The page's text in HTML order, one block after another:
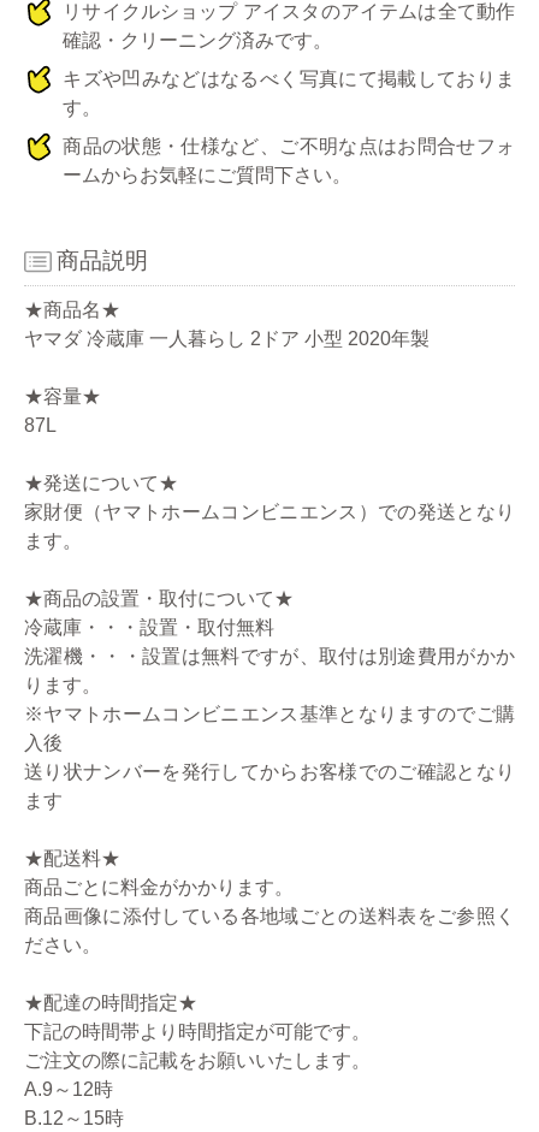
リサイクルショップ アイスタのアイテムは全て動作
確認・クリーニング済みです。
キズや凹みなどはなるべく写真にて掲載しておりま
す。
商品の状態・仕様など、ご不明な点はお問合せフォ
ームからお気軽にご質問下さい。
商品説明
★商品名★
ヤマダ 冷蔵庫 一人暮らし 2ドア 小型 2020年製
★容量★
87L
★発送について★
家財便（ヤマトホームコンビニエンス）での発送となり
ます。
★商品の設置・取付について★
冷蔵庫・・・設置・取付無料
洗濯機・・・設置は無料ですが、取付は別途費用がかか
ります。
※ヤマトホームコンビニエンス基準となりますのでご購
入後
送り状ナンバーを発行してからお客様でのご確認となり
ます
★配送料★
商品ごとに料金がかかります。
商品画像に添付している各地域ごとの送料表をご参照く
ださい。
★配達の時間指定★
下記の時間帯より時間指定が可能です。
ご注文の際に記載をお願いいたします。
A.9～12時
B.12～15時